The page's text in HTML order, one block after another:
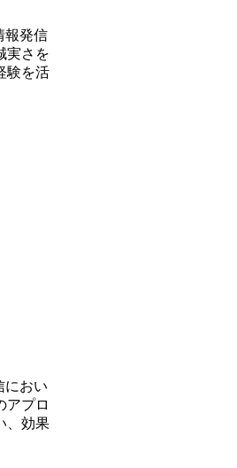
報発信
実さを
験を活
におい
アプロ
、効果